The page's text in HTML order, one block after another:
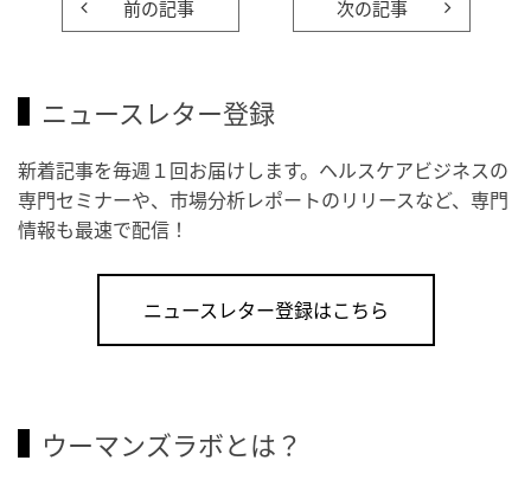
前の記事 次の記事
ニュースレター登録
新着記事を毎週１回お届けします。ヘルスケアビジネスの
専門セミナーや、市場分析レポートのリリースなど、専門
情報も最速で配信！
ニュースレター登録はこちら
ウーマンズラボとは？